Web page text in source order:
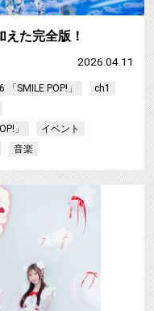
えた完全版！
2026.04.11
SMILE POP!」
ch1
」
イベント
音楽